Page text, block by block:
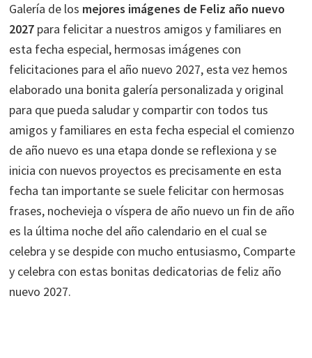
Galería de los mejores imágenes de Feliz año nuevo
2027 para felicitar a nuestros amigos y familiares en
esta fecha especial, hermosas imágenes con
felicitaciones para el año nuevo 2027, esta vez hemos
elaborado una bonita galería personalizada y original
para que pueda saludar y compartir con todos tus
amigos y familiares en esta fecha especial el comienzo
de año nuevo es una etapa donde se reflexiona y se
inicia con nuevos proyectos es precisamente en esta
fecha tan importante se suele felicitar con hermosas
frases, nochevieja o víspera de año nuevo un fin de año
es la última noche del año calendario en el cual se
celebra y se despide con mucho entusiasmo, Comparte
y celebra con estas bonitas dedicatorias de feliz año
nuevo 2027.